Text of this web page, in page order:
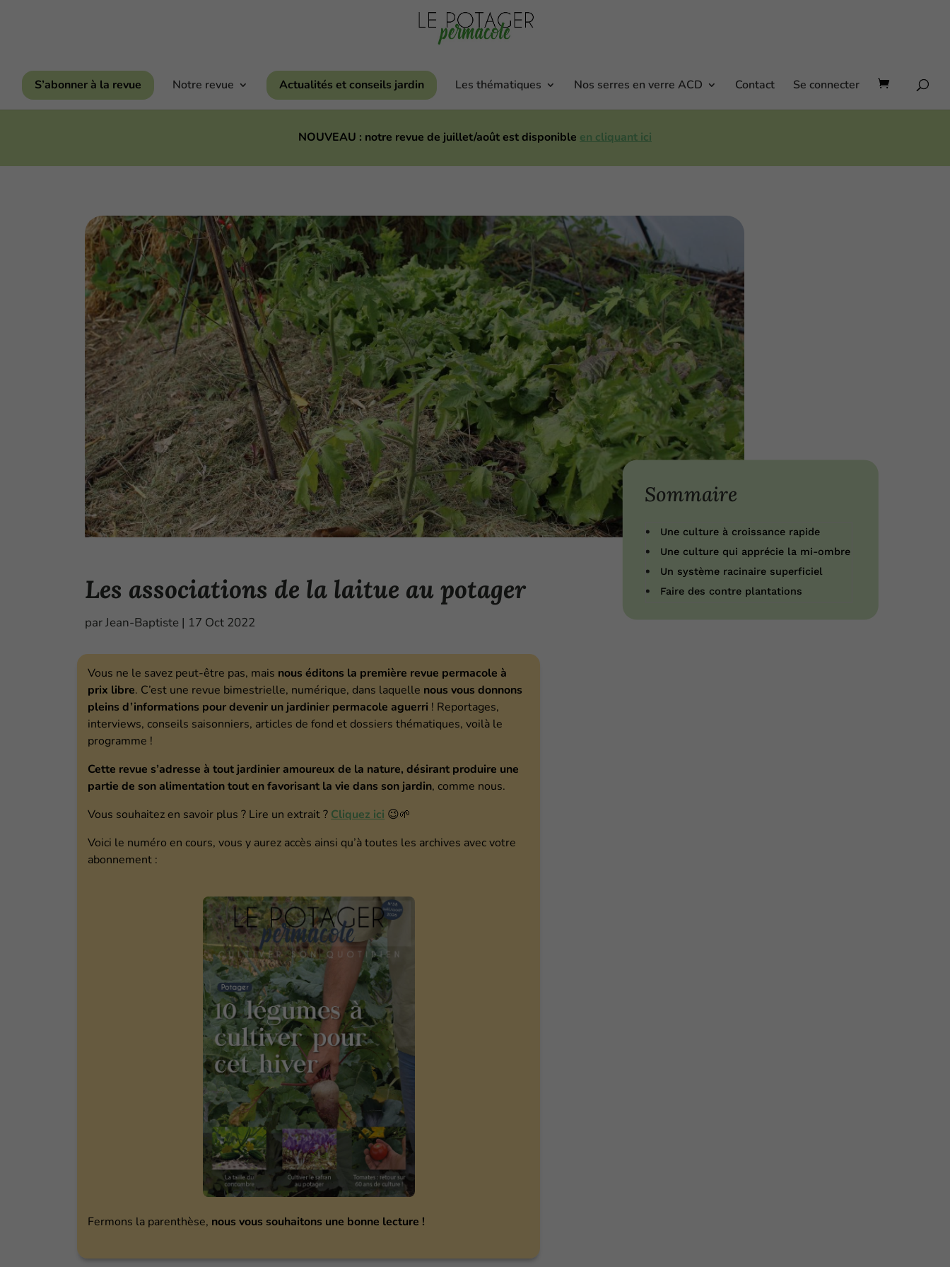
S’abonner à la revue Notre revue Actualités et conseils jardin Les thématiques Nos serres en verre ACD Contact Se connecter
NOUVEAU : notre revue de juillet/août est disponible en cliquant ici
Les associations de la laitue au potager
parJean-Baptiste | 17 Oct 2022
Vous ne le savez peut-être pas, mais nous éditons la première revue permacole à
prix libre. C’est une revue bimestrielle, numérique, dans laquelle nous vous donnons
pleins d’informations pour devenir un jardinier permacole aguerri ! Reportages,
interviews, conseils saisonniers, articles de fond et dossiers thématiques, voilà le
programme !
Cette revue s’adresse à tout jardinier amoureux de la nature, désirant produire une
partie de son alimentation tout en favorisant la vie dans son jardin, comme nous.
Vous souhaitez en savoir plus ? Lire un extrait ? Cliquez ici 😉🌱
Voici le numéro en cours, vous y aurez accès ainsi qu’à toutes les archives avec votre
abonnement :
Fermons la parenthèse, nous vous souhaitons une bonne lecture !
Sommaire
Une culture à croissance rapide
Une culture qui apprécie la mi-ombre
Un système racinaire superficiel
Faire des contre plantations